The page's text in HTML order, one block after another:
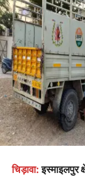
चिड़ावा:इस्माइलपुर